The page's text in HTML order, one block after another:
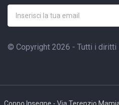
© Copyright 2026 - Tutti i diritti